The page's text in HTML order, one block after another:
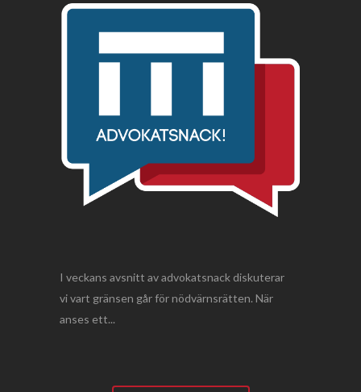
I veckans avsnitt av advokatsnack diskuterar
vi vart gränsen går för nödvärnsrätten. När
anses ett...